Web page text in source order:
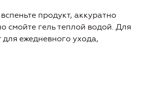
продукт, аккуратно
смойте гель теплой водой. Для
ежедневного ухода,